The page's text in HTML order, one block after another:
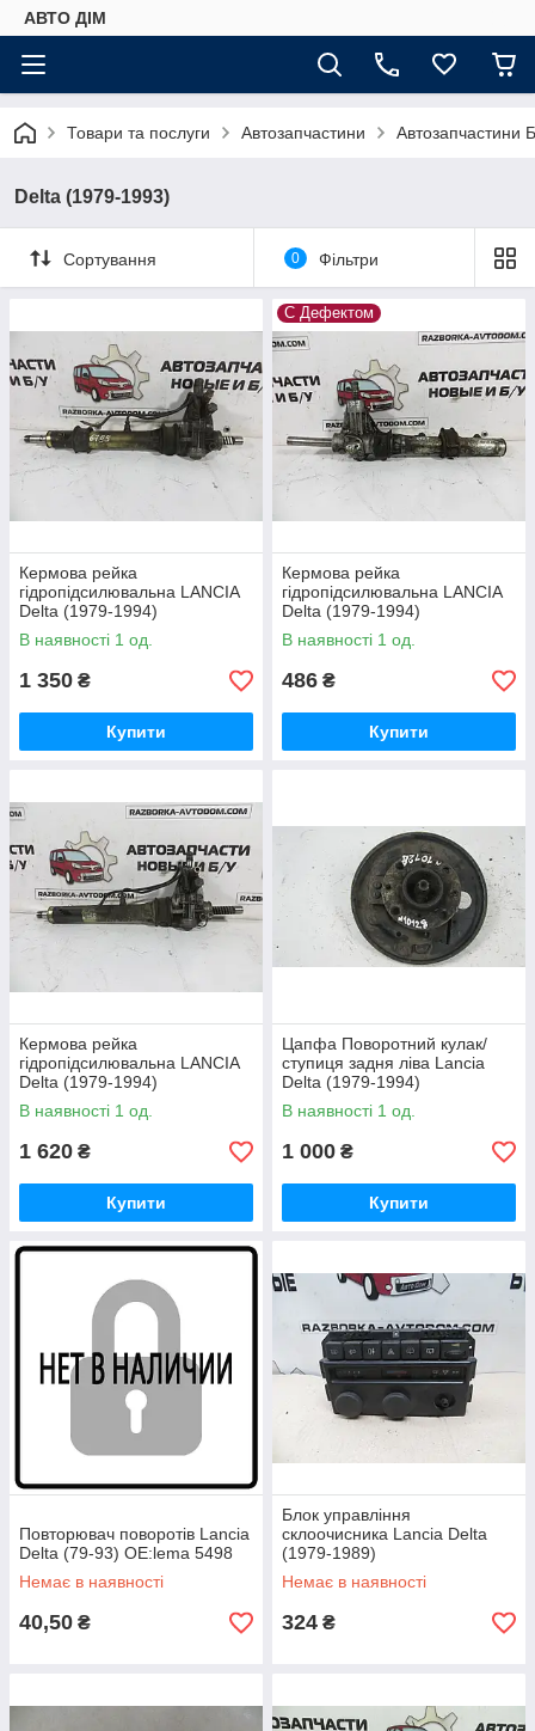
АВТО ДIМ
Товари та послуги Автозапчастини Автозапчастини
Delta (1979-1993)
Сортування 0 Фільтри
Кермова рейка
гідропідсилювальна LANCIA
Delta (1979-1994)
ОЕ: 01.48.1420
В наявності 1 од.
1 350 ₴
Купити
С Дефектом
Кермова рейка
гідропідсилювальна LANCIA
Delta (1979-1994)
ОЕ: 01.48.1420
В наявності 1 од.
486 ₴
Купити
Кермова рейка
гідропідсилювальна LANCIA
Delta (1979-1994)
ОЕ: 01.48.1420
В наявності 1 од.
1 620 ₴
Купити
Цапфа Поворотний кулак/
ступиця задня ліва Lancia
Delta (1979-1994)
OE:4308418
В наявності 1 од.
1 000 ₴
Купити
Повторювач поворотів Lancia
Delta (79-93) OE:lema 5498
Немає в наявності
40,50 ₴
Блок управління
склоочисника Lancia Delta
(1979-1989)
Немає в наявності
324 ₴